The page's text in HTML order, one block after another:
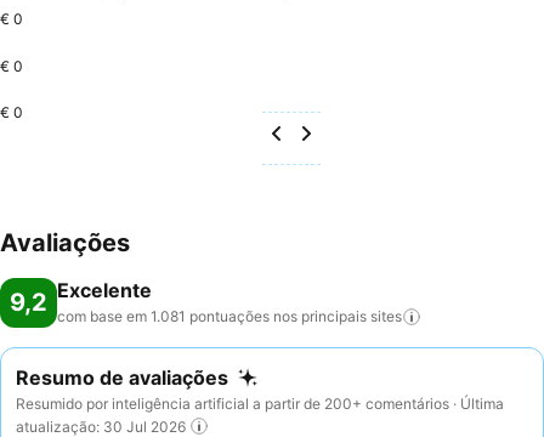
€ 0
€ 0
€ 0
Avaliações
9,2 Excelente
com base em 1.081 pontuações nos principais sites
Resumo de avaliações
Resumido por inteligência artificial a partir de 200+ comentários · Última
atualização: 30 Jul 2026